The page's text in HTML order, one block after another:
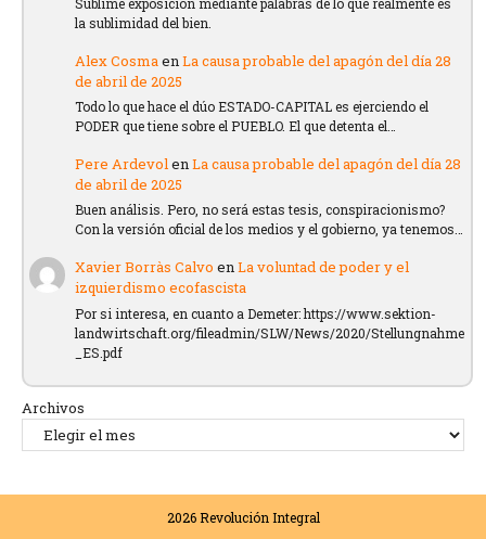
Sublime exposición mediante palabras de lo que realmente es
la sublimidad del bien.
Alex CosmaenLa causa probable del apagón del día 28
de abril de 2025
Todo lo que hace el dúo ESTADO-CAPITAL es ejerciendo el
PODER que tiene sobre el PUEBLO. El que detenta el…
Pere ArdevolenLa causa probable del apagón del día 28
de abril de 2025
Buen análisis. Pero, no será estas tesis, conspiracionismo?
Con la versión oficial de los medios y el gobierno, ya tenemos…
Xavier Borràs Calvo enLa voluntad de poder y el
izquierdismo ecofascista
Por si interesa, en cuanto a Demeter: https://www.sektion-
landwirtschaft.org/fileadmin/SLW/News/2020/Stellungnahme
_ES.pdf
Archivos
2026Revolución Integral